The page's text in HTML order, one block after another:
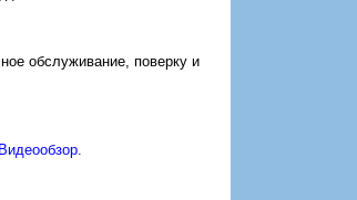
обслуживание, поверку и